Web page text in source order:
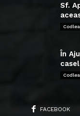
Sf.
Codlea
În
Codlea
FACEBOOK